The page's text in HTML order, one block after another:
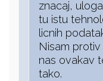
znacaj,
tu istu
licnih
Nisam
nas ovakav
tako.